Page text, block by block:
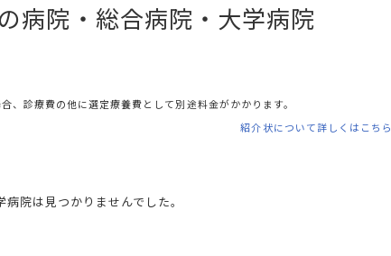
の病院・総合病院・大学病院
、診療費の他に選定療養費として別途料金がかかります。
紹介状について詳しくはこちら
院は見つかりませんでした。